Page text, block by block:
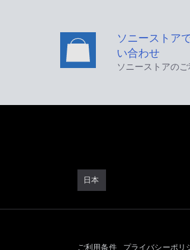
ソニーストア
い合わせ
ソニーストアの
日本
ご利用条件 プライバシーポリ